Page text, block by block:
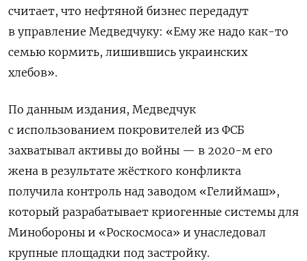
считает, что нефтяной бизнес передадут
в управление Медведчуку: «Ему же надо как-то
семью кормить, лишившись украинских
хлебов».
По данным издания, Медведчук
с использованием покровителей из ФСБ
захватывал активы до войны — в 2020-м его
жена в результате жёсткого конфликта
получила контроль над заводом «Гелиймаш»,
который разрабатывает криогенные системы для
Минобороны и «Роскосмоса» и унаследовал
крупные площадки под застройку.